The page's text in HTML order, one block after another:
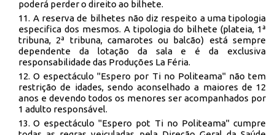
poderá perder o direito ao bilhete.
A reserva de bilhetes não diz respeito a uma tipologia
especifica dos mesmos. A tipologia do bilhete (plateia, 1ª
tribuna, 2ª tribuna, camarotes ou balcão) está sempre
dependente da lotação da sala e é da exclusiva
responsabilidade das Produções La Féria.
O espectáculo "Espero por Ti no Politeama" não tem
restrição de idades, sendo aconselhado a maiores de 12
anos e devendo todos os menores ser acompanhados por
1 adulto responsável.
O espectáculo "Espero pot Ti no Politeama" cumpre